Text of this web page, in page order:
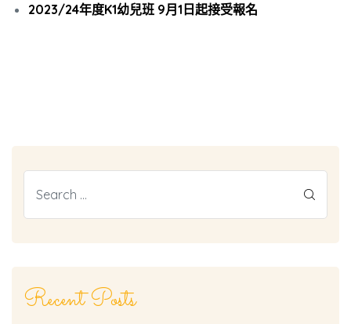
2023/24年度K1幼兒班 9月1日起接受報名
Recent Posts